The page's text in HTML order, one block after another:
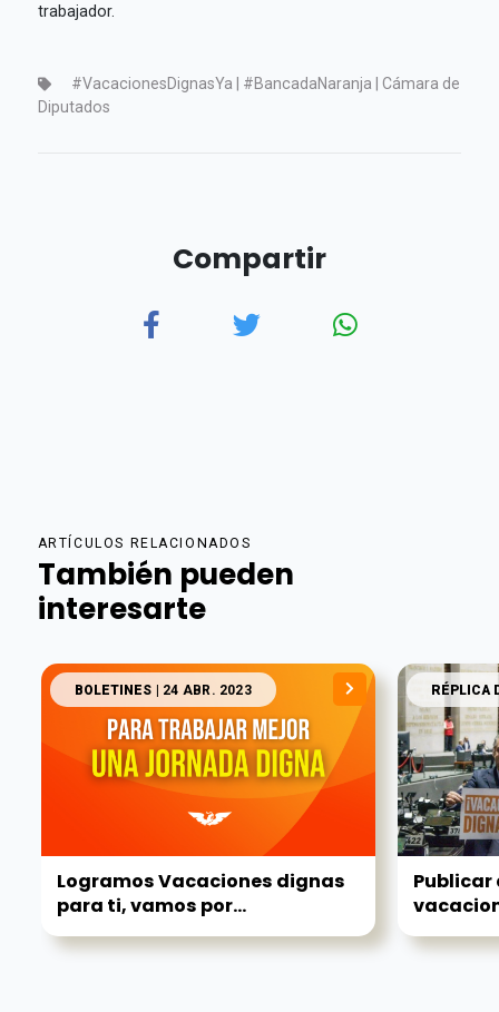
trabajador.
#VacacionesDignasYa | #BancadaNaranja | Cámara de
Diputados
Compartir
ARTÍCULOS RELACIONADOS
También pueden
interesarte
BOLETINES | 24 ABR. 2023
Logramos Vacaciones dignas
para ti, vamos por...
RÉPLICA
Publicar